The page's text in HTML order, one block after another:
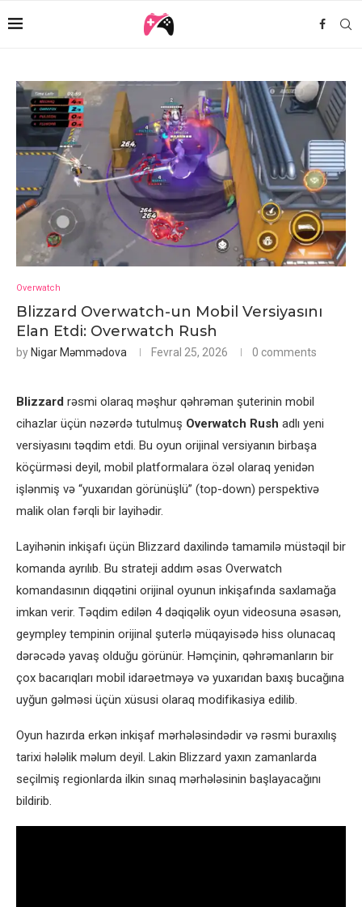
Overwatch
Blizzard Overwatch-un Mobil Versiyasını
Elan Etdi: Overwatch Rush
by Nigar Məmmədova Fevral 25, 2026 0 comments
Blizzard rəsmi olaraq məşhur qəhrəman şuterinin mobil
cihazlar üçün nəzərdə tutulmuş Overwatch Rush adlı yeni
versiyasını təqdim etdi. Bu oyun orijinal versiyanın birbaşa
köçürməsi deyil, mobil platformalara özəl olaraq yenidən
işlənmiş və “yuxarıdan görünüşlü” (top-down) perspektivə
malik olan fərqli bir layihədir.
Layihənin inkişafı üçün Blizzard daxilində tamamilə müstəqil bir
komanda ayrılıb. Bu strateji addım əsas Overwatch
komandasının diqqətini orijinal oyunun inkişafında saxlamağa
imkan verir. Təqdim edilən 4 dəqiqəlik oyun videosuna əsasən,
geympley tempinin orijinal şuterlə müqayisədə hiss olunacaq
dərəcədə yavaş olduğu görünür. Həmçinin, qəhrəmanların bir
çox bacarıqları mobil idarəetməyə və yuxarıdan baxış bucağına
uyğun gəlməsi üçün xüsusi olaraq modifikasiya edilib.
Oyun hazırda erkən inkişaf mərhələsindədir və rəsmi buraxılış
tarixi hələlik məlum deyil. Lakin Blizzard yaxın zamanlarda
seçilmiş regionlarda ilkin sınaq mərhələsinin başlayacağını
bildirib.